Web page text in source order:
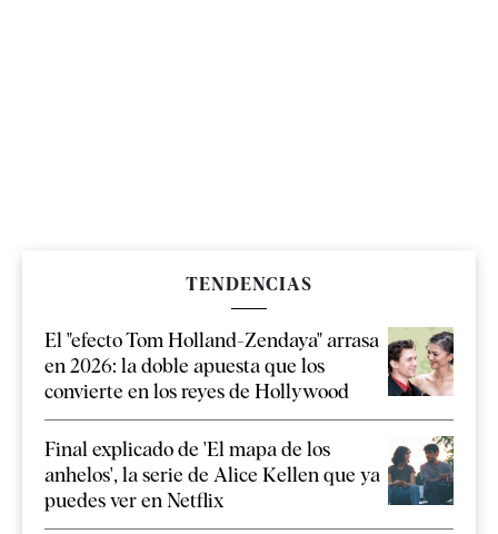
TENDENCIAS
El "efecto Tom Holland-Zendaya" arrasa
en 2026: la doble apuesta que los
convierte en los reyes de Hollywood
Final explicado de 'El mapa de los
anhelos', la serie de Alice Kellen que ya
puedes ver en Netflix